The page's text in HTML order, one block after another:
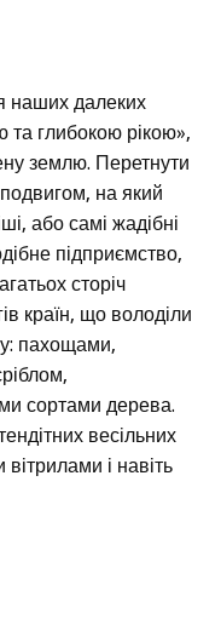
наших далеких
та глибокою рікою»,
землю. Перетнути
на який
або самі жадібні
підприємство,
сторіч
країн, що володіли
пахощами,
сортами дерева.
весільних
і навіть